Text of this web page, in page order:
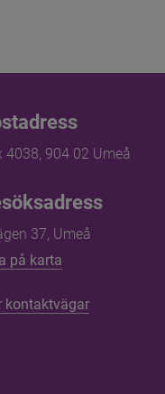
4038, 904 02 Umeå
37, Umeå
på karta
kontaktvägar